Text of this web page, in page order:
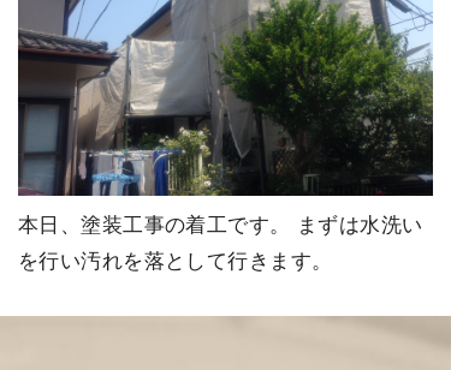
本日、塗装工事の着工です。 まずは水洗い
を行い汚れを落として行きます。